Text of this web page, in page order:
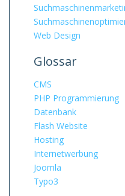
Web Design
Glossar
CMS
PHP Programmierung
Datenbank
Flash Website
Hosting
Internetwerbung
Joomla
Typo3